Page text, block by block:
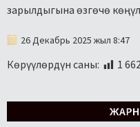
зарылдыгына өзгөчө
26 Декабрь 2025 жыл 8:47
Көрүүлөрдүн саны: 1